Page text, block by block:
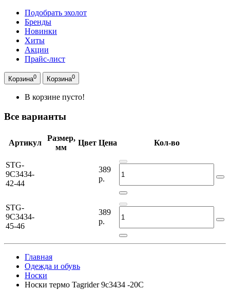
Подобрать эхолот
Бренды
Новинки
Хиты
Акции
Прайс-лист
Корзина0 Корзина0
В корзине пусто!
Все варианты
Артикул
Размер,
мм
Цвет Цена Кол-во
STG-
9C3434-
42-44
389
р.
STG-
9C3434-
45-46
389
р.
Главная
Одежда и обувь
Носки
Носки термо Tagrider 9с3434 -20С